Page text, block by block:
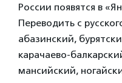
России появятся в
Переводить с
абазинский,
карачаево-
мансийский,